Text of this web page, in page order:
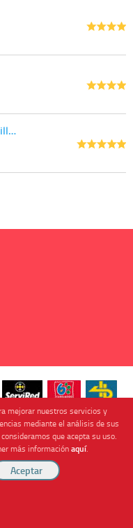
mejorar nuestros servicios y
mediante el análisis de sus
que acepta su uso.
más informaciónaquí.